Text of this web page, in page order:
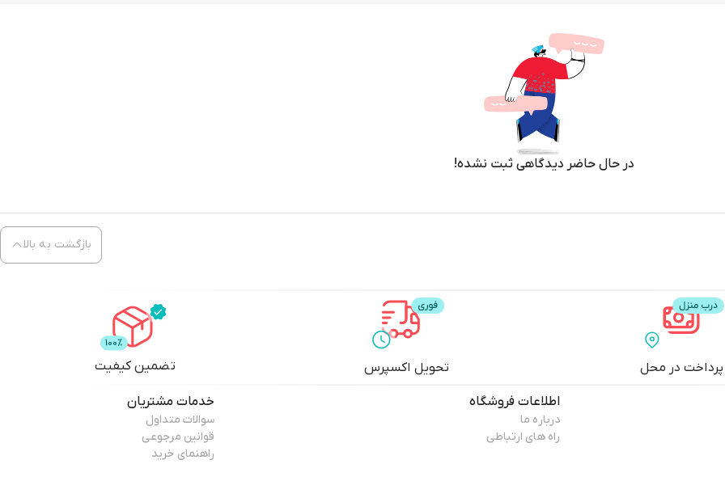
در حال حاضر دیدگاهی ثبت نشده!
بازگشت به بالا
پرداخت در محل تحویل اکسپرس تضمین کیفیت
اطلاعات فروشگاه
درباره ما
راه های ارتباطی
خدمات مشتریان
سوالات متداول
قوانین مرجوعی
راهنمای خرید